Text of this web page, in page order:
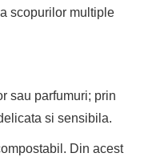
scopurilor multiple
sau parfumuri; prin
si sensibila.
Din acest